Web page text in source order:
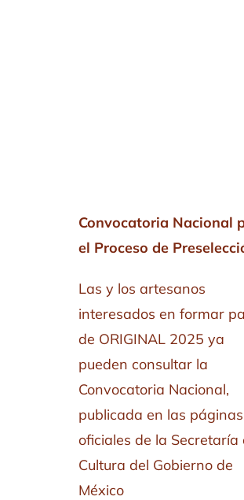
Convocatoria Nacional
el Proceso de
Las y los artesanos
interesados en formar
de ORIGINAL 2025 ya
pueden consultar la
Convocatoria Nacional,
publicada en las páginas
oficiales de la Secretaría
Cultura del Gobierno de
México